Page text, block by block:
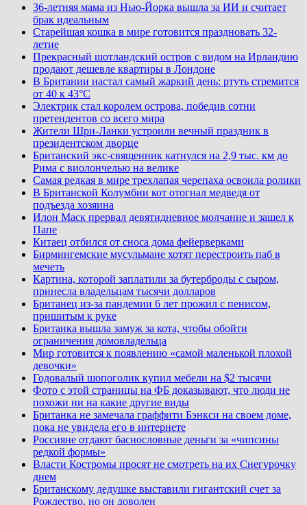
36-летняя мама из Нью-Йорка вышла за ИИ и считает
брак идеальным
Старейшая кошка в мире готовится праздновать 32-
летие
Прекрасный шотландский остров с видом на Ирландию
продают дешевле квартиры в Лондоне
В Британии настал самый жаркий день: ртуть стремится
от 40 к 43°C
Электрик стал королем острова, победив сотни
претендентов со всего мира
Жители Шри-Ланки устроили вечный праздник в
президентском дворце
Британский экс-священник катнулся на 2,9 тыс. км до
Рима с виолончелью на велике
Самая редкая в мире трехлапая черепаха освоила ролики
В Британской Колумбии кот отогнал медведя от
подъезда хозяина
Илон Маск прервал девятидневное молчание и зашел к
Папе
Китаец отбился от сноса дома фейерверками
Бирмингемские мусульмане хотят перестроить паб в
мечеть
Картина, которой заплатили за бутерброды с сыром,
принесла владельцам тысячи долларов
Британец из-за пандемии 6 лет прожил с пенисом,
пришитым к руке
Британка вышла замуж за кота, чтобы обойти
ограничения домовладельца
Мир готовится к появлению «самой маленькой плохой
девочки»
Годовалый шопоголик купил мебели на $2 тысячи
Фото с этой страницы на ФБ доказывают, что люди не
похожи ни на какие другие виды
Британка не замечала граффити Бэнкси на своем доме,
пока не увидела его в интернете
Россияне отдают баснословные деньги за «чипсины
редкой формы»
Власти Костромы просят не смотреть на их Снегурочку
днем
Британскому дедушке выставили гигантский счет за
Рождество, но он доволен